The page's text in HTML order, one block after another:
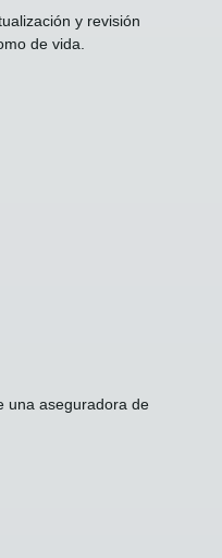
y revisión
de vida.
una aseguradora de